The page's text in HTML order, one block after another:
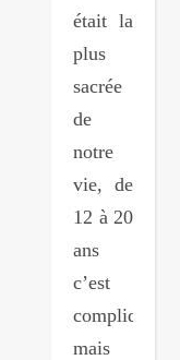
était la
plus
sacrée
de
notre
vie, de
12 à 20
ans
c’est
compliqué
mais